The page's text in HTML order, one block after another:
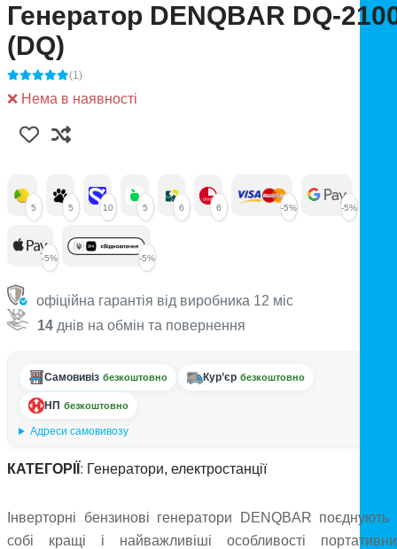
Генератор DENQBAR DQ-
(DQ)
(1)
❌ Нема в наявності
5 5 10 5 6 6 -5% -5%
-5% -5%
офіційна гарантія від виробника 12 міс
14 днів на обмін та повернення
Самовивіз безкоштовно Кур’єр безкоштовно
НП безкоштовно
Адреси самовивозу
КАТЕГОРІЇ : Генератори, електростанції
Інверторні бензинові генератори DENQBAR поєднують
собі кращі і найважливіші особливості